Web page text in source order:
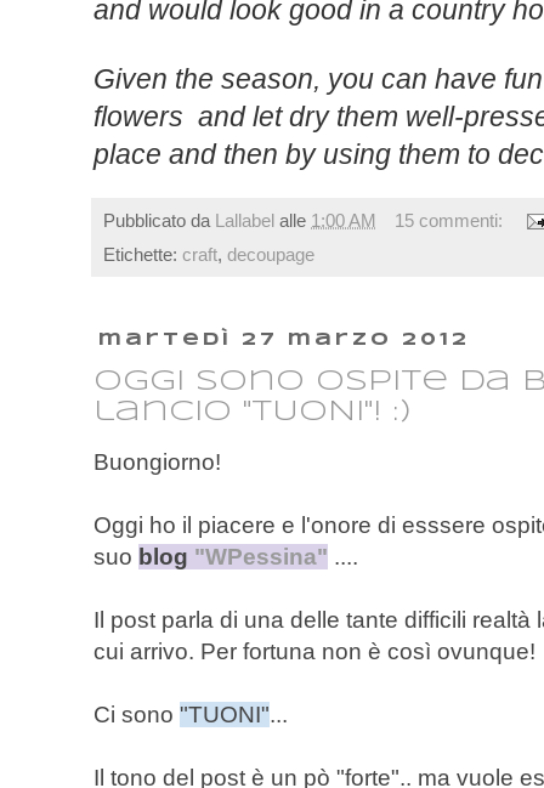
and would look good in a country
Given the season, you can have fun
flowers and let dry them well-
place and then by using them to
Pubblicato da Lallabel alle 1:00 AM
15 commenti:
Etichette: craft, decoupage
martedì 27 marzo 2012
Oggi sono ospite da
lancio "TUONI"! :)
Buongiorno!
Oggi ho il piacere e l'onore di esssere
suo blog "WPessina" ....
Il post parla di una delle tante difficili realtà
cui arrivo. Per fortuna non è così ovunque!
Ci sono "TUONI"...
Il tono del post è un pò "forte".. ma vuole